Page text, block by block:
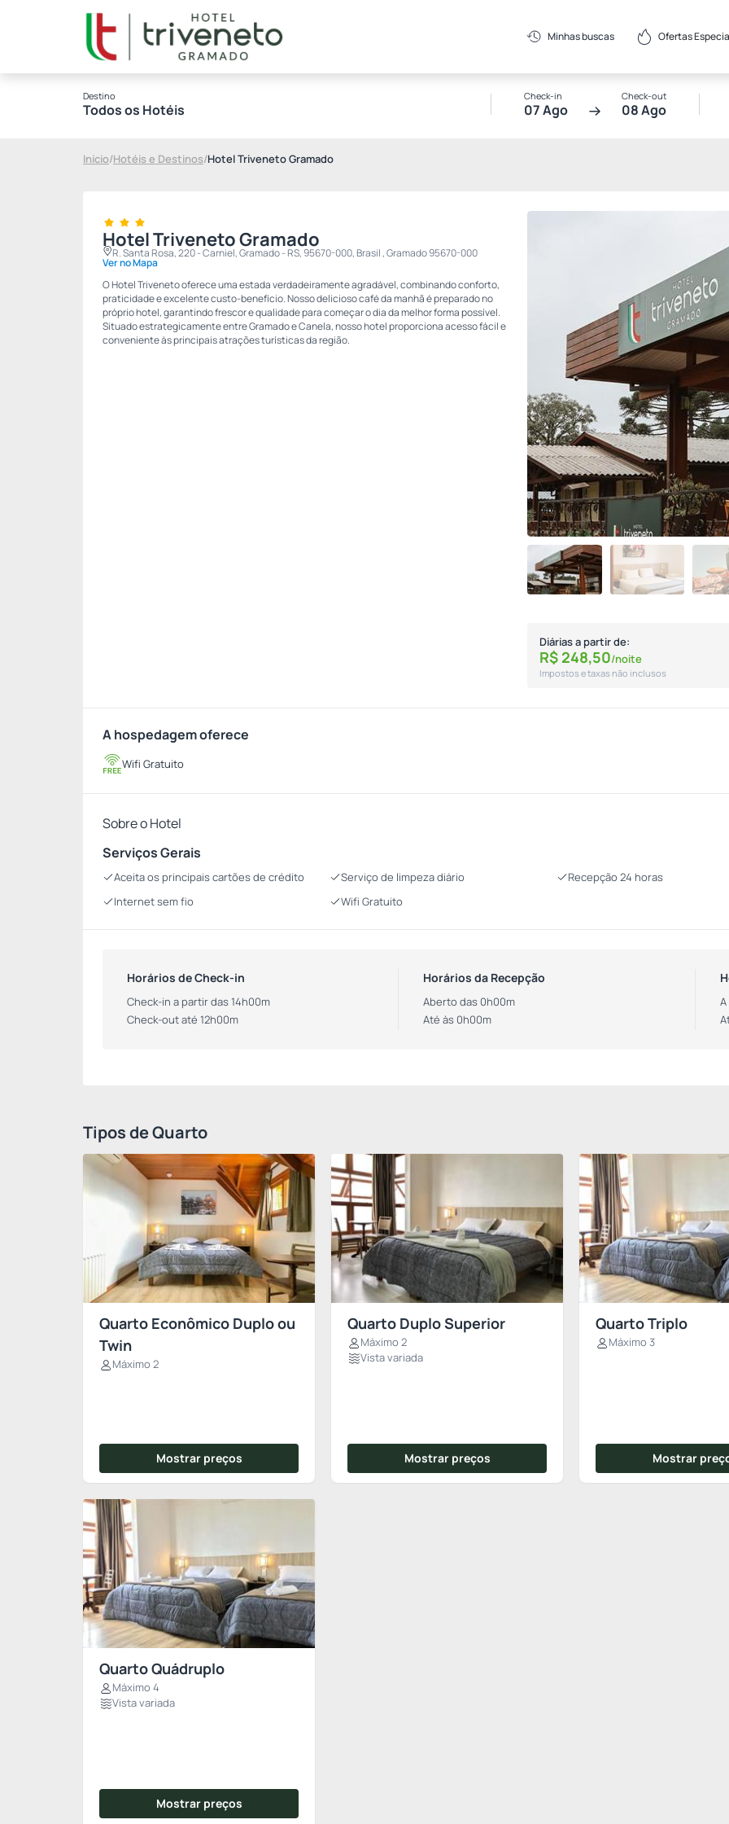
Minhas buscas Ofertas
Destino
Todos os Hotéis
Check-in
07 Ago
Check-out
08 Ago
Início/Hotéis e Destinos/Hotel Triveneto Gramado
Hotel Triveneto Gramado
R. Santa Rosa, 220 - Carniel, Gramado - RS, 95670-000, Brasil , Gramado 95670-000
Ver no Mapa
O Hotel Triveneto oferece uma estada verdadeiramente agradável, combinando conforto,
praticidade e excelente custo-benefício. Nosso delicioso café da manhã é preparado no
próprio hotel, garantindo frescor e qualidade para começar o dia da melhor forma possível.
Situado estrategicamente entre Gramado e Canela, nosso hotel proporciona acesso fácil e
conveniente às principais atrações turísticas da região.
Diárias a partir de:
R$ 248,50/noite
Impostos e taxas não inclusos
A hospedagem oferece
Wifi Gratuito
Sobre o Hotel
Serviços Gerais
Aceita os principais cartões de crédito Serviço de limpeza diário
Recepção 24 horas
Internet sem fio
Wifi Gratuito
Horários de Check-in
Check-in a partir das 14h00m
Check-out até 12h00m
Horários da Recepção
Aberto das 0h00m
Até às 0h00m
Tipos de Quarto
Quarto Econômico Duplo ou
Twin
Máximo 2
Mostrar preços
Quarto Duplo Superior
Máximo 2
Vista variada
Mostrar preços
Quarto Triplo
Máximo 3
Mostrar
Quarto Quádruplo
Máximo 4
Vista variada
Mostrar preços